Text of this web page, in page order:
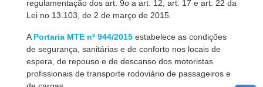
regulamentação dos art. 9o a art. 12, art. 17 e art. 22 da
Lei no 13.103, de 2 de março de 2015.
A Portaria MTE nº 944/2015 estabelece as condições
de segurança, sanitárias e de conforto nos locais de
espera, de repouso e de descanso dos motoristas
profissionais de transporte rodoviário de passageiros e